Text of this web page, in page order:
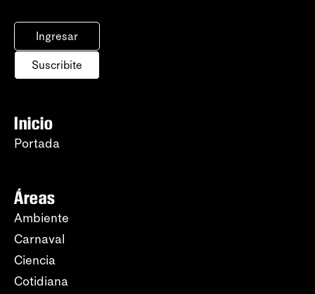
Ingresar
Suscribite
Inicio
Portada
Áreas
Ambiente
Carnaval
Ciencia
Cotidiana